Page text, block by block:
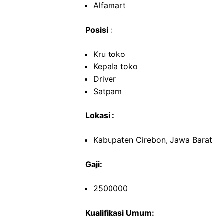
Alfamart
Posisi :
Kru toko
Kepala toko
Driver
Satpam
Lokasi :
Kabupaten Cirebon, Jawa Barat
Gaji:
2500000
Kualifikasi Umum: